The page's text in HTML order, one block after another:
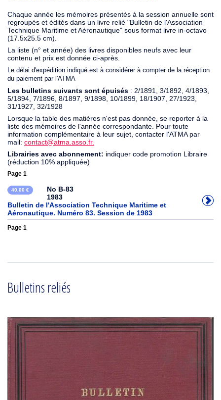
Chaque année les mémoires présentés à la session annuelle sont
regroupés et édités dans un livre relié "Bulletin de l'Association
Technique Maritime et Aéronautique" sous format livre in-octavo
(17.5x25.5 cm).
La liste (n° et année) des livres disponibles neufs avec leur
contenu et prix est donnée ci-après.
Le délai d'expédition indiqué est à considérer à compter de la réception
du paiement par l'ATMA
Les bulletins suivants sont épuisés : 2/1891, 3/1892, 4/1893,
5/1894, 7/1896, 8/1897, 9/1898, 10/1899, 18/1907, 27/1923,
31/1927, 32/1928
Lorsque la table des matières n'est pas donnée, se reporter à la
liste des mémoires de l'année correspondante. Pour toute
information complémentaire à leur sujet, contacter l'ATMA par
mail: contact@atma.asso.fr.
Librairies avec abonnement: indiquer code promotion Libraire
(réduction 10% appliquée)
Page 1
40,00 €
No B-83
1983
Bulletin de l'Association Technique Maritime et
Aéronautique. Numéro 83. Session de 1983
Page 1
Bulletins reliés